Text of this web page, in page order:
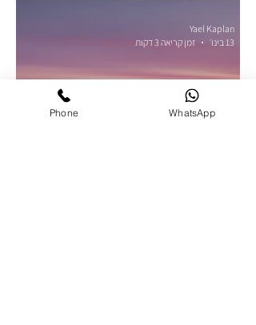
Yael Kaplan
13 בינו׳
זמן קריאה 3 דקות
Phone WhatsApp